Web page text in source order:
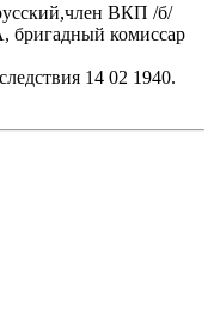
ВКП /б/
бригадный комиссар
14 02 1940.